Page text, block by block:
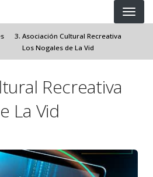
principal
Asociación Cultural Recreativa
Los Nogales de La Vid
Recreativa
La Vid